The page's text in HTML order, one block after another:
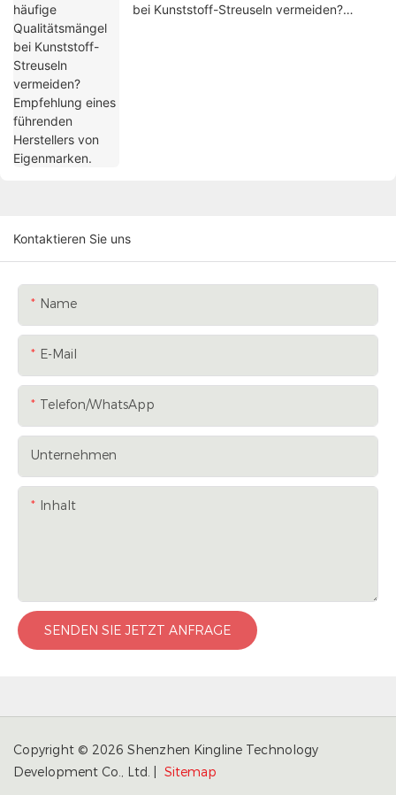
bei Kunststoff-Streuseln vermeiden?
Kontaktieren Sie uns
Name
E-Mail
Telefon/WhatsApp
Unternehmen
Inhalt
SENDEN SIE JETZT ANFRAGE
Copyright © 2026 Shenzhen Kingline Technology
Development Co., Ltd. |
Sitemap